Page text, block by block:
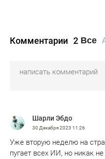
Комментарии 2 Все
Шарли Эбдо
30 Декабря 2023 11:26
Уже вторую неделю на
пугает всех ИИ, но никак